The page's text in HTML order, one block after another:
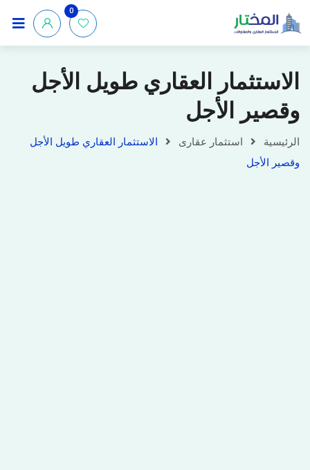
0
الاستثمار العقاري طويل الأجل
وقصير الأجل
الرئيسية استثمار عقارى
الاستثمار العقاري طويل الأجل
وقصير الأجل